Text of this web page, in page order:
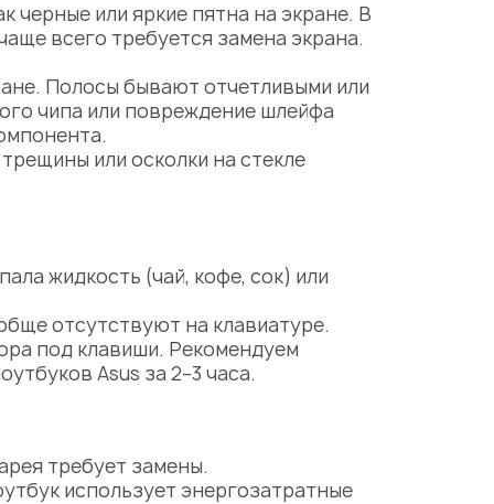
черные или яркие пятна на экране. В
всего требуется замена экрана.
Полосы бывают отчетливыми или
чипа или повреждение шлейфа
или осколки на стекле
жидкость (чай, кофе, сок) или
отсутствуют на клавиатуре.
под клавиши. Рекомендуем
Asus за 2–3 часа.
требует замены.
использует энергозатратные